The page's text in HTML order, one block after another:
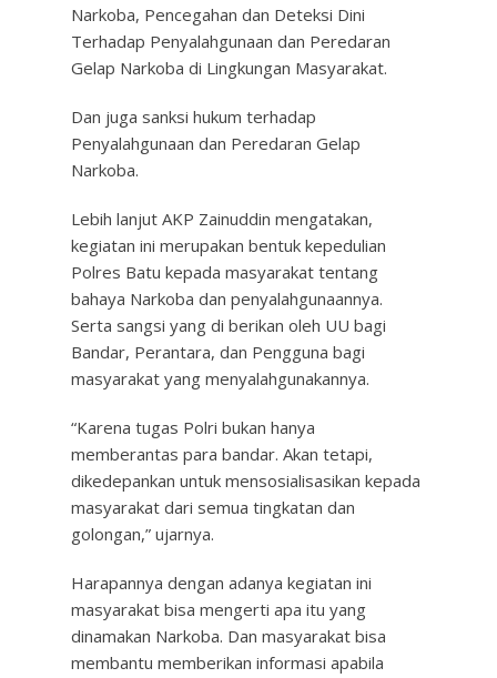
Narkoba, Pencegahan dan Deteksi Dini
Terhadap Penyalahgunaan dan Peredaran
Gelap Narkoba di Lingkungan Masyarakat.
Dan juga sanksi hukum terhadap
Penyalahgunaan dan Peredaran Gelap
Narkoba.
Lebih lanjut AKP Zainuddin mengatakan,
kegiatan ini merupakan bentuk kepedulian
Polres Batu kepada masyarakat tentang
bahaya Narkoba dan penyalahgunaannya.
Serta sangsi yang di berikan oleh UU bagi
Bandar, Perantara, dan Pengguna bagi
masyarakat yang menyalahgunakannya.
“Karena tugas Polri bukan hanya
memberantas para bandar. Akan tetapi,
dikedepankan untuk mensosialisasikan kepada
masyarakat dari semua tingkatan dan
golongan,” ujarnya.
Harapannya dengan adanya kegiatan ini
masyarakat bisa mengerti apa itu yang
dinamakan Narkoba. Dan masyarakat bisa
membantu memberikan informasi apabila